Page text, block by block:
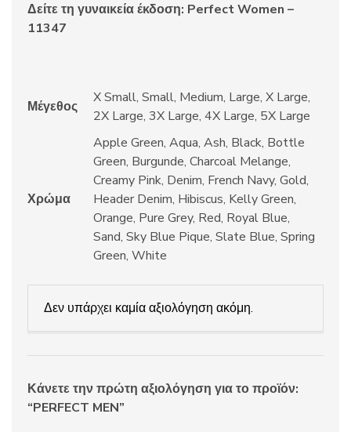
Δείτε τη γυναικεία έκδοση: Perfect Women –
11347
Μέγεθος
X Small, Small, Medium, Large, X Large,
2X Large, 3X Large, 4X Large, 5X Large
Χρώμα
Apple Green, Aqua, Ash, Black, Bottle
Green, Burgunde, Charcoal Melange,
Creamy Pink, Denim, French Navy, Gold,
Header Denim, Hibiscus, Kelly Green,
Orange, Pure Grey, Red, Royal Blue,
Sand, Sky Blue Pique, Slate Blue, Spring
Green, White
Δεν υπάρχει καμία αξιολόγηση ακόμη.
Κάνετε την πρώτη αξιολόγηση για το προϊόν:
“PERFECT MEN”